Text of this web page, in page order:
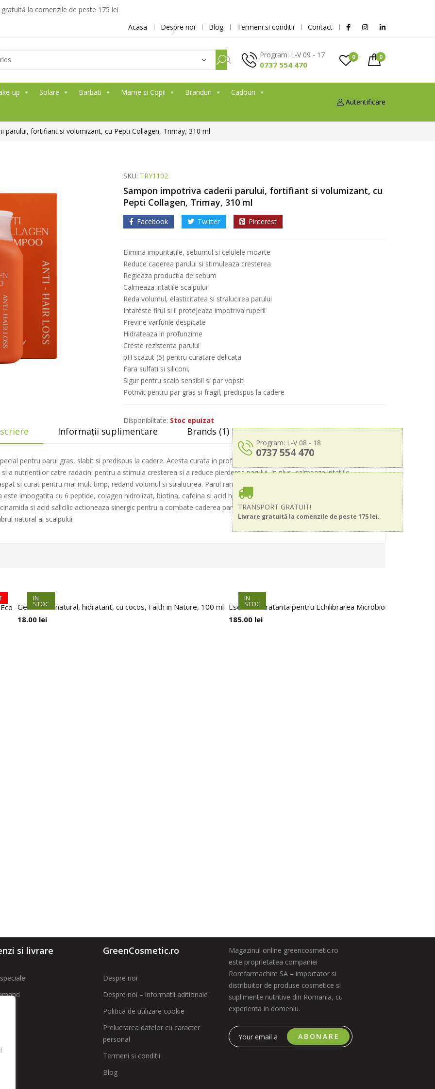
la comenzile de peste 175 lei
Acasa
Despre noi Blog Termeni si conditii Contact
Program: L-V 09 - 17
0737 554 470
0 0
up Solare Barbati Mame și Copii Branduri
Cadouri
Autentificare
parului, fortifiant si volumizant, cu Pepti Collagen, Trimay, 310 ml
SKU: TRY1102
Sampon impotriva caderii parului, fortifiant si volumizant, cu
Pepti Collagen, Trimay, 310 ml
Facebook Twitter Pinterest
Elimina impuritatile, sebumul si celulele moarte
Reduce caderea parului si stimuleaza cresterea
Regleaza productia de sebum
Calmeaza iritatiile scalpului
Reda volumul, elasticitatea si stralucirea parului
Intareste firul si il protejeaza impotriva ruperii
Previne varfurile despicate
Hidrateaza in profunzime
Creste rezistenta parului
pH scazut (5) pentru curatare delicata
Fara sulfati si siliconi,
Sigur pentru scalp sensibil si par vopsit
Potrivit pentru par gras si fragil, predispus la cadere
Disponiblitate: Stoc epuizat
Program: L-V 08 - 18
0737 554 470
TRANSPORT GRATUIT!
Livrare gratuită la comenzile de peste 175 lei.
Informații suplimentare Brands (1)
pentru parul gras, slabit si predispus la cadere. Acesta curata in profunzime scalpul de impuritati, exces de sebum
a nutrientilor catre radacini pentru a stimula cresterea si a reduce pierderea parului. In plus, calmeaza iritatiile,
si curat pentru mai mult timp, redand volumul si stralucirea. Parul ramane neted, rezistent si protejat impotriva
imbogatita cu 6 peptide, colagen hidrolizat, biotina, cafeina si acid hialuronic, care hranesc intens si fortifica atat
si acid salicilic actioneaza sinergic pentru a combate caderea parului, a sustine sanatatea foliculilor si a
natural al scalpului.
IN
STOC
Gel de dus natural, hidratant, cu cocos, Faith in Nature, 100 ml
18.00 lei
IN
STOC
Esenta Hidratanta pentru Echilibrarea Microbiomului, Indeed,
185.00 lei
si livrare GreenCosmetic.ro
Despre noi
Despre noi – informatii aditionale
Politica de utilizare cookie
Prelucrarea datelor cu caracter
personal
Termeni si conditii
Blog
Magazinul online greencosmetic.ro
este proprietatea companiei
Romfarmachim SA – importator si
distribuitor de produse cosmetice si
suplimente nutritive din Romania, cu
experienta in domeniu.
ABONARE